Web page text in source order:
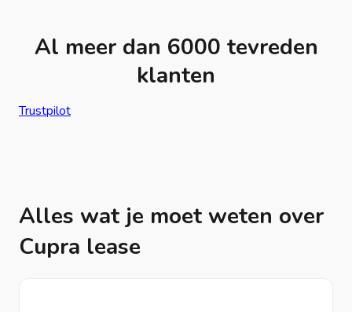
Al meer dan 6000 tevreden
klanten
Trustpilot
Alles wat je moet weten over
Cupra lease